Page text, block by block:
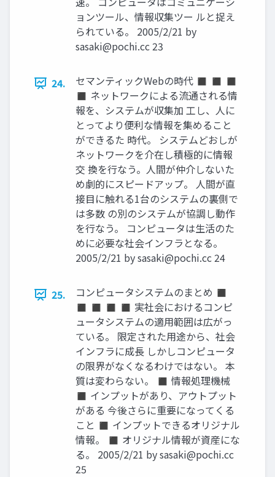
ョンツール、情報収集ツー ルと捉え
られている。 2005/2/21 by
sasaki@pochi.cc23
24.
セマンティックWebの時代 ◼ ◼ ◼
◼ ネットワークによる流通される情
報を、システムが収集加 工し、人に
とってより便利な情報を集めること
ができるた 時代。 システムどおしが
ネットワークを介在し積極的に情報
交 換を行なう。人間が仲介しないた
め劇的にスピードアップ。 人間が直
接目に触れる1台のシステムの裏側で
は多数 の別のシステムが協調し動作
を行なう。 コンピュータは生活のた
めに必要な社会インフラとなる。
2005/2/21 bysasaki@pochi.cc24
25.
コンピュータシステムのまとめ ◼
◼ ◼ ◼ ◼ 実社会におけるコンピ
ュータシステムの適用範囲は広がっ
ている。 限定された用途から、社会
インフラに成長 しかしコンピュータ
の限界がなくなるわけではない。 本
質は変わらない。 ◼ 情報処理機械
◼ インプットがあり、アウトプット
がある 今後さらに重要になってくる
こと ◼ インプットできるオリジナル
情報。 ◼ オリジナル情報が資産にな
る。 2005/2/21 bysasaki@pochi.cc
25